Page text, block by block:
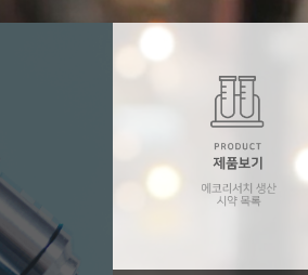
에코리서치는 극미량 오염
필요한 모든 설비(초순수
순도시약 등을 종합적으로